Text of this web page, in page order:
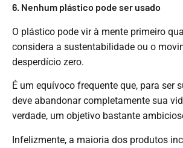
6. Nenhum plástico pode ser usado
O plástico pode vir à mente primeiro
considera a sustentabilidade ou o
desperdício zero.
É um equívoco frequente que, para ser
deve abandonar completamente sua
verdade, um objetivo bastante
Infelizmente, a maioria dos produtos